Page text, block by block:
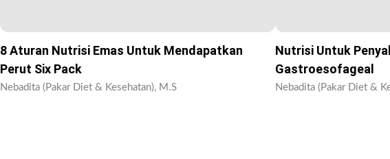
8 Aturan Nutrisi Emas Untuk Mendapatkan
Perut Six Pack
Nebadita (Pakar Diet & Kesehatan), M.S
Nutrisi Untuk
Gastroesofageal
Nebadita (Pakar Diet &